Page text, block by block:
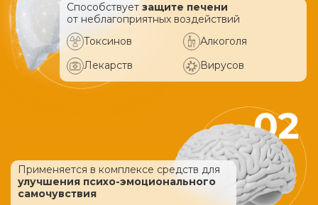
Способствует защите печени
от неблагоприятных воздействий
Токсинов
Алкоголя
Лекарств
Вирусов
Применяется в комплексе средств для
улучшения психо-эмоционального
самочувствия